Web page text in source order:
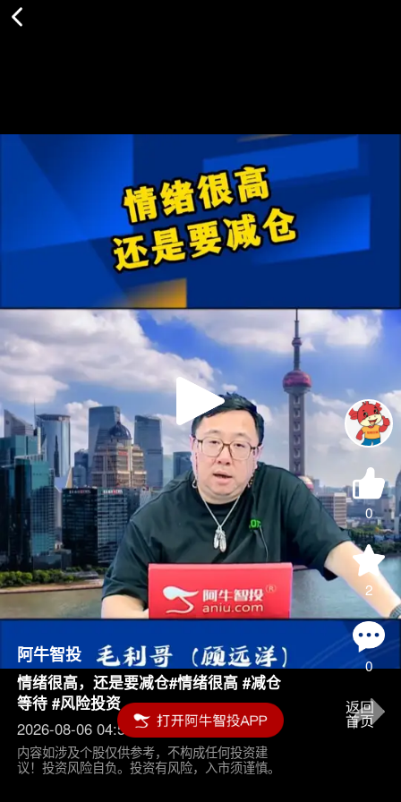
Play
Video
0
2
0
阿牛智投
情绪很高，还是要减仓#情绪很高 #减仓
等待 #风险投资
2026-08-06 04:55
内容如涉及个股仅供参考，不构成任何投资建
议！投资风险自负。投资有风险，入市须谨慎。